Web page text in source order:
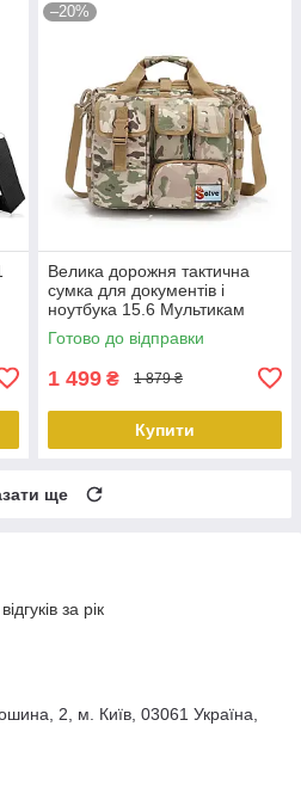
–20%
Велика дорожня тактична
сумка для документів і
ноутбука 15.6 Мультикам
Solve KT6003606 MOLLE
peremogaua
Готово до відправки
1 499 ₴ 1 879 ₴
Купити
ще
за рік
2, м. Київ, 03061 Україна,